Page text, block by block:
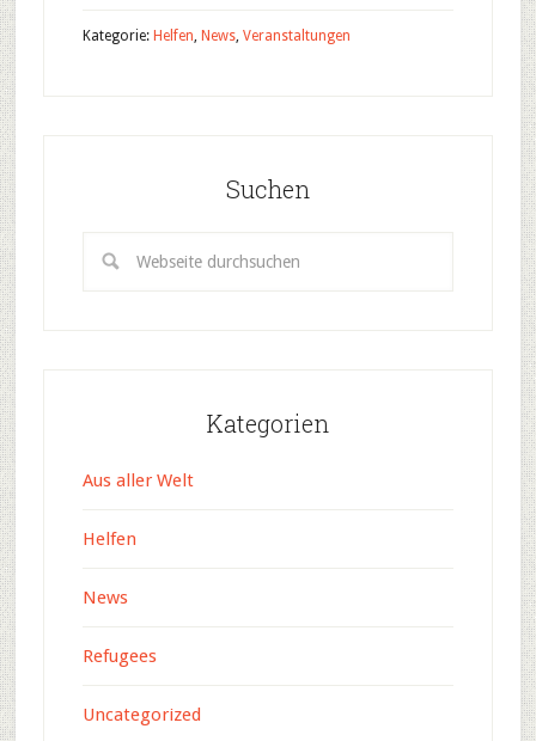
Kategorie: Helfen, News, Veranstaltungen
Suchen
Kategorien
Aus aller Welt
Helfen
News
Refugees
Uncategorized